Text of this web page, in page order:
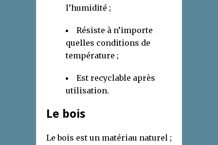
l’humidité ;
Résiste à n’importe
quelles conditions de
température ;
Est recyclable après
utilisation.
Le bois
Le bois est un matériau naturel ;